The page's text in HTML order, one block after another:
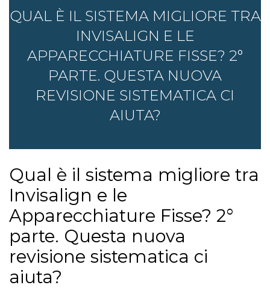
QUAL È IL SISTEMA MIGLIORE TRA
INVISALIGN E LE
APPARECCHIATURE FISSE? 2°
PARTE. QUESTA NUOVA
REVISIONE SISTEMATICA CI
AIUTA?
Qual è il sistema migliore tra
Invisalign e le
Apparecchiature Fisse? 2°
parte. Questa nuova
revisione sistematica ci
aiuta?